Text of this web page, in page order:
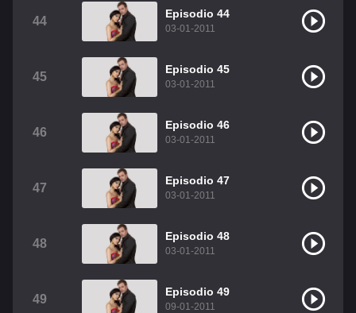
44
Episodio 44
03-01-2011
45
Episodio 45
03-01-2011
46
Episodio 46
03-01-2011
47
Episodio 47
03-01-2011
48
Episodio 48
03-01-2011
49
Episodio 49
09-01-2011